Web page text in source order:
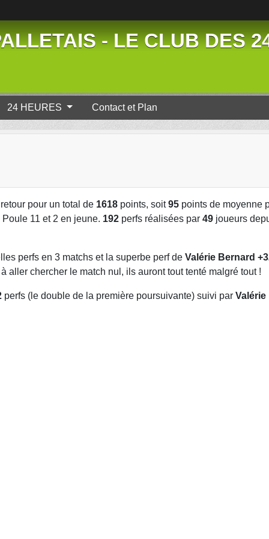
- LE CLUB DES
24 HEURES Contact et Plan
pour un total de 1618 points, soit95 points de moyenne
11 et 2 en jeune. 192 perfs réalisées par 49 joueurs
perfs en 3 matchs et la superbe perf de Valérie Bernard
aller chercher le match nul, ils auront tout tenté malgré tout !
perfs (le double de la première poursuivante) suivi par Valérie